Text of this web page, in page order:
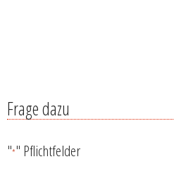
Frage dazu
"*" Pflichtfelder